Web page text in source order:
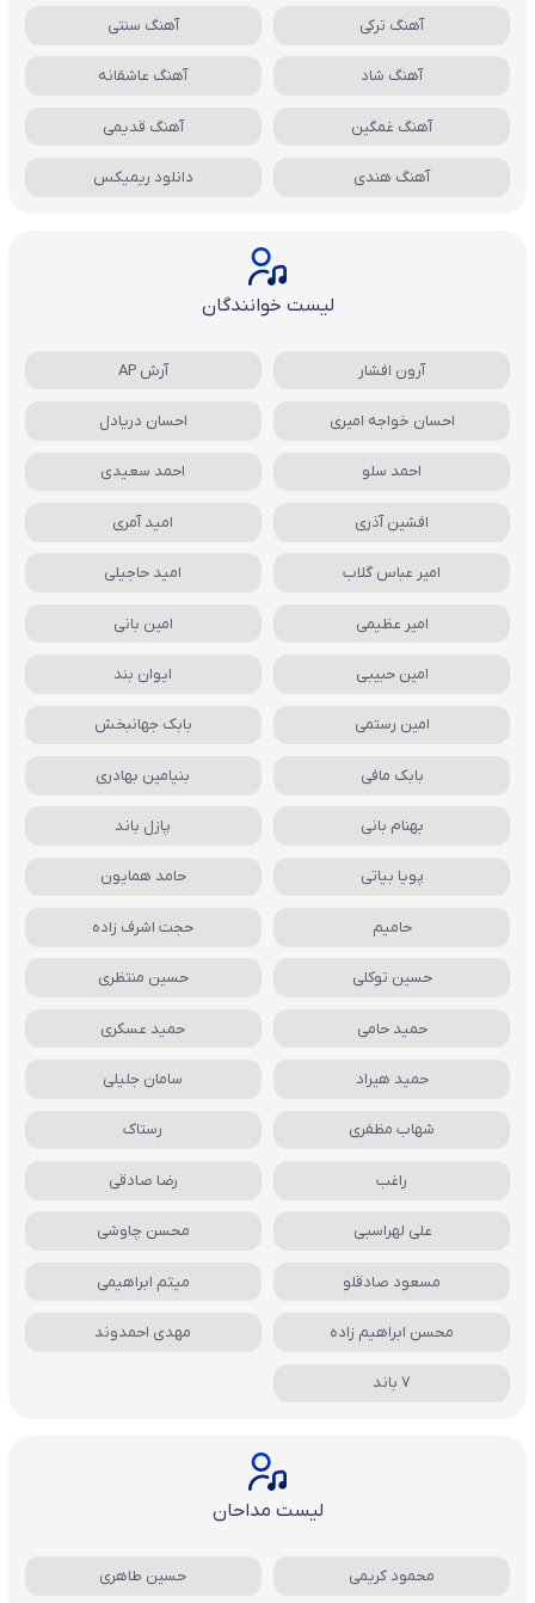
آهنگ ترکی آهنگ سنتی
آهنگ شاد آهنگ عاشقانه
آهنگ غمگین آهنگ قدیمی
آهنگ هندی دانلود ریمیکس
لیست خوانندگان
آرون افشار آرش AP
احسان خواجه امیری احسان دریادل
احمد سلو احمد سعیدی
افشین آذری امید آمری
امیر عباس گلاب امید حاجیلی
امیر عظیمی امین بانی
امین حبیبی ایوان بند
امین رستمی بابک جهانبخش
بابک مافی بنیامین بهادری
بهنام بانی پازل باند
پویا بیاتی حامد همایون
حامیم حجت اشرف زاده
حسین توکلی حسین منتظری
حمید حامی حمید عسکری
حمید هیراد سامان جلیلی
شهاب مظفری رستاک
راغب رضا صادقی
علی لهراسبی محسن چاوشی
مسعود صادقلو میثم ابراهیمی
محسن ابراهیم زاده مهدی احمدوند
7 باند
لیست مداحان
محمود کریمی حسین طاهری